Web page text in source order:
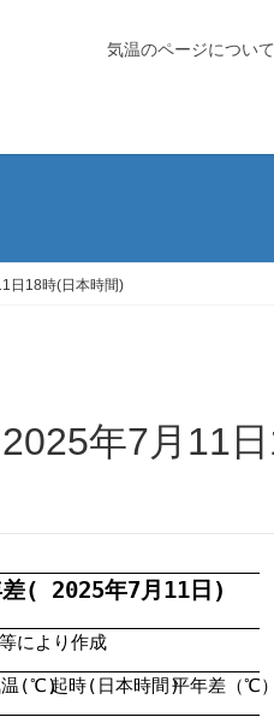
気温のページについて
日18時(日本時間)
差( 2025年7月11日)
により作成
温(℃)起時(日本時間)平年差（℃）